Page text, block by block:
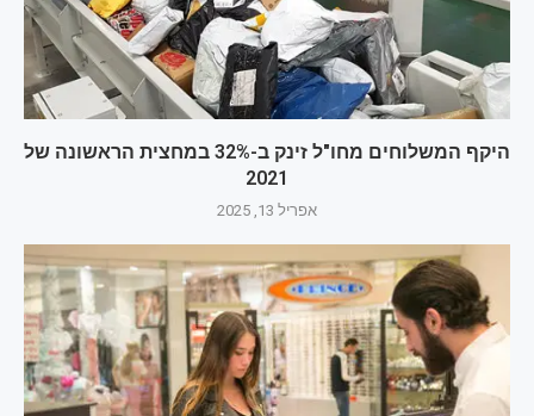
היקף המשלוחים מחו"ל זינק ב-32% במחצית הראשונה של
2021
אפריל 13, 2025